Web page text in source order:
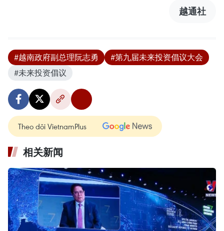
越通社
#越南政府副总理阮志勇
#第九届未来投资倡议大会
#未来投资倡议
Theo dõi VietnamPlus
相关新闻